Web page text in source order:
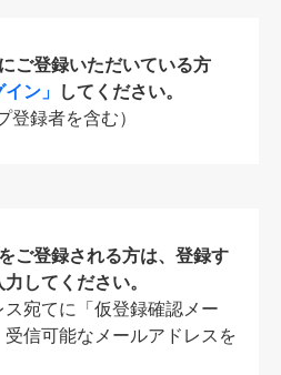
ご登録いただいている方
イン」 してください。
登録者を含む）
ご登録される方は、登録す
してください。
宛てに「仮登録確認メー
信可能なメールアドレスを